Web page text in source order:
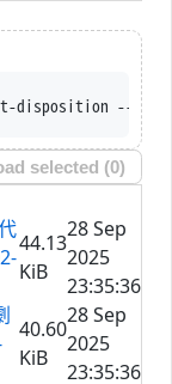
trust-server-names --iri
selected (0)
44.13
KiB
28 Sep
2025
23:35:36
40.60
KiB
28 Sep
2025
23:35:36